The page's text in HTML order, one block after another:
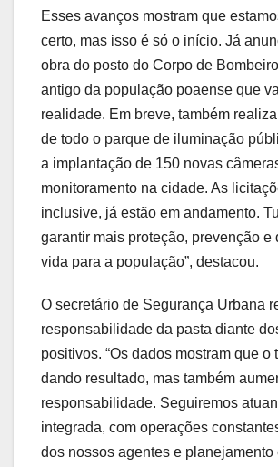
Esses avanços mostram que
certo, mas isso é só o início. Já
obra do posto do Corpo de
antigo da população poaense que
realidade. Em breve, também
de todo o parque de iluminação
a implantação de 150 novas
monitoramento na cidade. As
inclusive, já estão em andamento.
garantir mais proteção, prevenção e
vida para a população”, destacou.
O secretário de Segurança Urbana
responsabilidade da pasta diante
positivos. “Os dados mostram que o
dando resultado, mas também
responsabilidade. Seguiremos
integrada, com operações
dos nossos agentes e planejamento